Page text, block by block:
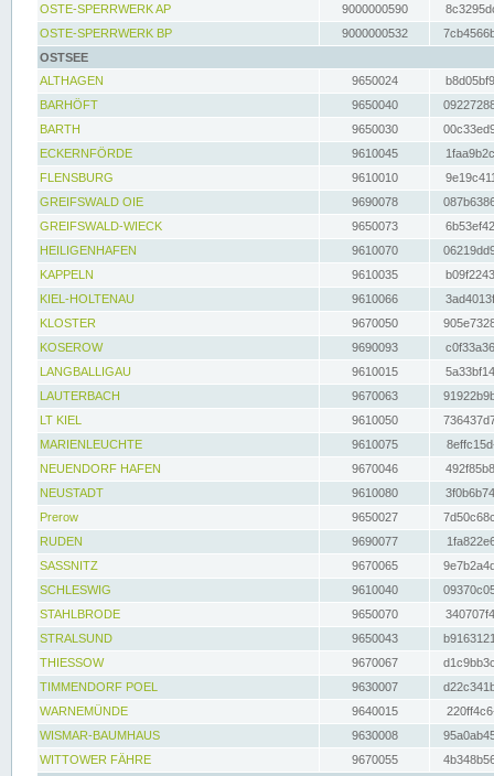
OSTE-SPERRWERK AP
9000000590
OSTE-SPERRWERK BP
9000000532
OSTSEE
ALTHAGEN
9650024
BARHÖFT
9650040
BARTH
9650030
ECKERNFÖRDE
9610045
FLENSBURG
9610010
GREIFSWALD OIE
9690078
GREIFSWALD-WIECK
9650073
HEILIGENHAFEN
9610070
KAPPELN
9610035
KIEL-HOLTENAU
9610066
KLOSTER
9670050
KOSEROW
9690093
LANGBALLIGAU
9610015
LAUTERBACH
9670063
LT KIEL
9610050
MARIENLEUCHTE
9610075
NEUENDORF HAFEN
9670046
NEUSTADT
9610080
Prerow
9650027
RUDEN
9690077
SASSNITZ
9670065
SCHLESWIG
9610040
STAHLBRODE
9650070
STRALSUND
9650043
THIESSOW
9670067
TIMMENDORF POEL
9630007
WARNEMÜNDE
9640015
WISMAR-BAUMHAUS
9630008
WITTOWER FÄHRE
9670055